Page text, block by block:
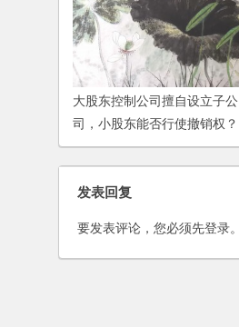
大股东控制公司擅自设立子公
司，小股东能否行使撤销权？
发表回复
要发表评论，您必须先登录。